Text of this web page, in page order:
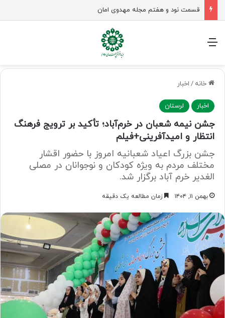
قسمت نود و هفتم مجله مهدوی امان
منو
خانه / اخبار
اخبار لرستان
جشن نیمه شعبان در خرم‌آباد؛ تأکید بر ترویج فرهنگ
انتظار و امیدآفرینی+فیلم
جشن بزرگ اعیاد شعبانیه امروز با حضور اقشار
مختلف مردم به ویژه کودکان و نوجوانان در مصلی
الغدیر خرم آباد برگزار شد.
بهمن ۱۱, ۱۴۰۴ زمان مطالعه یک دقیقه